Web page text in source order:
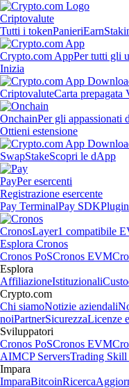
Criptovalute
Tutti i tokenPanieriEarn
Crypto.com AppPer tutti gli
Inizia
CriptovaluteCarta prepagata
OnchainPer gli appassionati
Ottieni estensione
SwapStakeScopri le dApp
PayPer esercenti
Registrazione esercente
Pay TerminalPay SDK
CronosLayer1 compatibile
Esplora Cronos
Cronos PoSCronos EVM
Esplora
AffiliazioneIstituzionali
Crypto.com
Chi siamoNotizie aziendali
noiPartnerSicurezzaLicenze
Sviluppatori
Cronos PoSCronos EVM
AIMCP ServersTrading Skill
Impara
ImparaBitcoinRicerca